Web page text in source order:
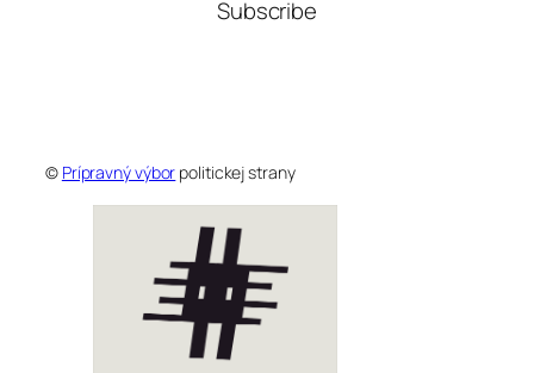
Subscribe
© Prípravný výbor politickej strany